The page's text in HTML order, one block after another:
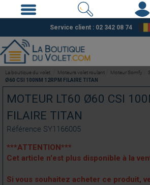
Service client : 02 342 08 74
MOTEUR LT60 Ø60 CSI
FILAIRE TITAN
Référence SY1166005
***ATTENTION***
Cet article n'est plus disponible à la
Si vous souhaitez acheter ce produit,
La boutique du volet Moteurs volet roulant Moteur Somfy
Ø60 CSI 100NM 12RPM FILAIRE TITAN